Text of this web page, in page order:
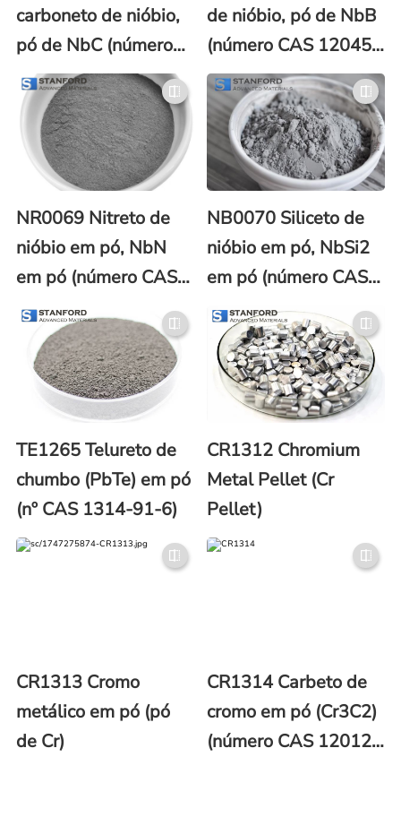
carboneto de nióbio,
pó de NbC (número
CAS 12069-94-2)
de nióbio, pó de NbB
(número CAS 12045-
19-1)
NR0069 Nitreto de
nióbio em pó, NbN
em pó (número CAS
24621-21-4)
NB0070 Siliceto de
nióbio em pó, NbSi2
em pó (número CAS
12034-80-9)
TE1265 Telureto de
chumbo (PbTe) em pó
(nº CAS 1314-91-6)
CR1312 Chromium
Metal Pellet (Cr
Pellet)
CR1313 Cromo
metálico em pó (pó
de Cr)
CR1314 Carbeto de
cromo em pó (Cr3C2)
(número CAS 12012-